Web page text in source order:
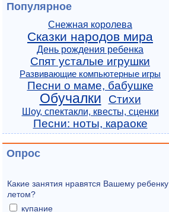
Популярное
Снежная королева
Сказки народов мира
День рождения ребенка
Спят усталые игрушки
Развивающие компьютерные игры
Песни о маме, бабушке
Обучалки Стихи
Шоу, спектакли, квесты, сценки
Песни: ноты, караоке
Опрос
Какие занятия нравятся Вашему ребенку
летом?
купание